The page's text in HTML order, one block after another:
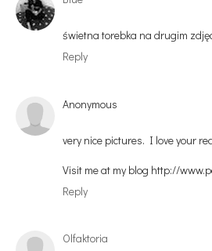
świetna torebka na drugim
Reply
Anonymous
very nice pictures. I love your
Visit me at my blog http://
Reply
Olfaktoria